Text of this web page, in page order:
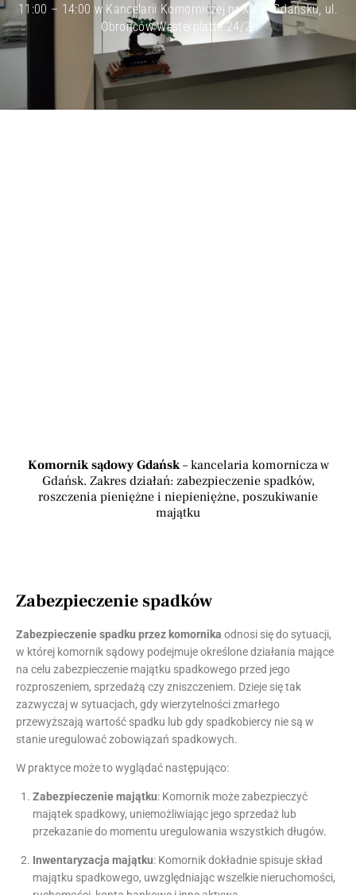
11:00 – 14:00 w Kancelarii Komorniczej nr XV w Gdańsku, ul.
Obrońców Westerplatte 24/2.
Komornik sądowy Gdańsk– kancelaria komornicza w
Gdańsk. Zakres działań: zabezpieczenie spadków,
roszczenia pieniężne i niepieniężne, poszukiwanie
majątku
Zabezpieczenie spadków
Zabezpieczenie spadku przez komornika odnosi się do sytuacji,
w której komornik sądowy podejmuje określone działania mające
na celu zabezpieczenie majątku spadkowego przed jego
rozproszeniem, sprzedażą czy zniszczeniem. Dzieje się tak
zazwyczaj w sytuacjach, gdy wierzytelności zmarłego
przewyższają wartość spadku lub gdy spadkobiercy nie są w
stanie uregulować zobowiązań spadkowych.
W praktyce może to wyglądać następująco:
Zabezpieczenie majątku: Komornik może zabezpieczyć
majątek spadkowy, uniemożliwiając jego sprzedaż lub
przekazanie do momentu uregulowania wszystkich długów.
Inwentaryzacja majątku: Komornik dokładnie spisuje skład
majątku spadkowego, uwzględniając wszelkie nieruchomości,